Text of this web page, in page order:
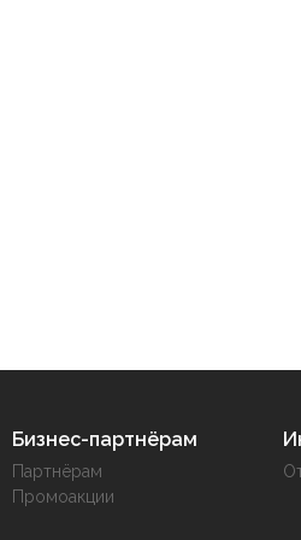
Бизнес-партнёрам
Партнёрам
Промоакции